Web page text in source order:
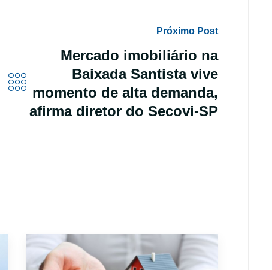
Próximo Post
Mercado imobiliário na
Baixada Santista vive
momento de alta demanda,
afirma diretor do Secovi-SP